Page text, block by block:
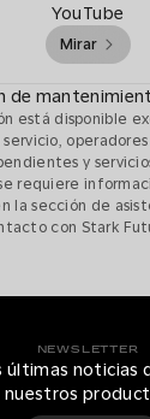
YouTube
Mirar
de
está disponible
y
requiere
la sección de
con Stark
NEWSLETTER
últimas noticias
nuestros